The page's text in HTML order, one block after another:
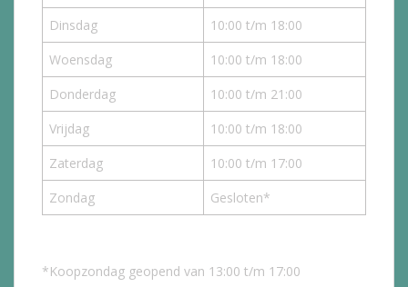
Dinsdag
10:00 t/m 18:00
Woensdag
10:00 t/m 18:00
Donderdag
10:00 t/m 21:00
Vrijdag
10:00 t/m 18:00
Zaterdag
10:00 t/m 17:00
Zondag
Gesloten*
*Koopzondag geopend van 13:00 t/m 17:00